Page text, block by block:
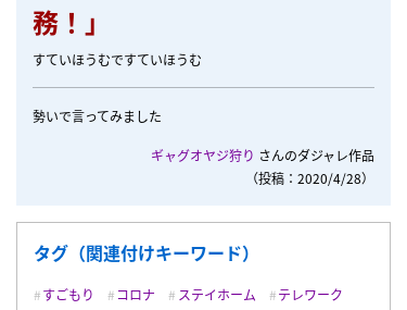
務！」
すていほうむですていほうむ
勢いで言ってみました
ギャグオヤジ狩り さんのダジャレ作品
（投稿：2020/4/28）
タグ（関連付けキーワード）
すごもり コロナ ステイホーム
テレワーク